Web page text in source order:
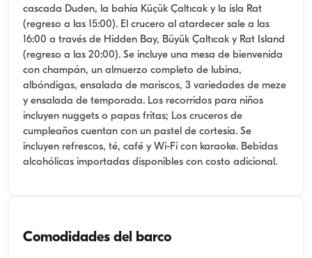
cascada Duden, la bahía Küçük Çaltıcak y la isla Rat
(regreso a las 15:00). El crucero al atardecer sale a las
16:00 a través de Hidden Bay, Büyük Çaltıcak y Rat Island
(regreso a las 20:00). Se incluye una mesa de bienvenida
con champán, un almuerzo completo de lubina,
albóndigas, ensalada de mariscos, 3 variedades de meze
y ensalada de temporada. Los recorridos para niños
incluyen nuggets o papas fritas; Los cruceros de
cumpleaños cuentan con un pastel de cortesía. Se
incluyen refrescos, té, café y Wi-Fi con karaoke. Bebidas
alcohólicas importadas disponibles con costo adicional.
Comodidades del barco